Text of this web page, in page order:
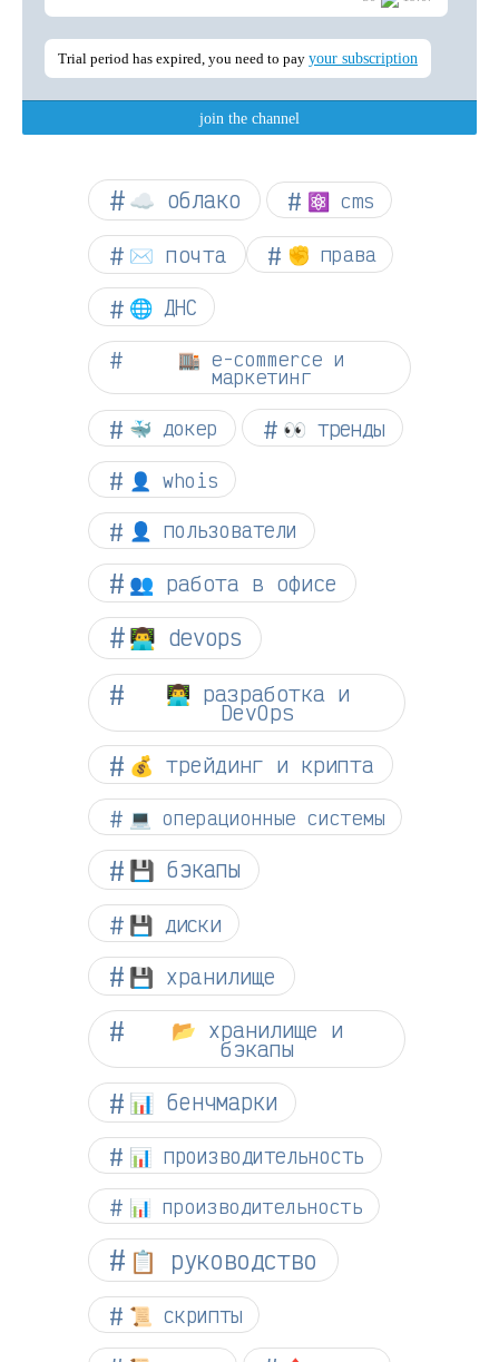
☁︎ облако ⚛ cms
✉️ почта ✊ права
🌐 ДНС
🏬 e-commerce и
маркетинг
🐳 докер 👀 тренды
👤 whois
👤 пользователи
👥 работа в офисе
👨‍💻 devops
👨‍💻 разработка и
DevOps
💰 трейдинг и крипта
💻 операционные системы
💾 бэкапы
💾 диски
💾 хранилище
📂 хранилище и
бэкапы
📊 бенчмарки
📊 производительность
📊 производительность
📋 руководство
📜 скрипты